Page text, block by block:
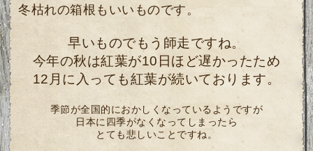
冬枯れの箱根もいいものです。
早いものでもう師走ですね。
今年の秋は紅葉が10日ほど遅かったため
12月に入っても紅葉が続いております。
季節が全国的におかしくなっているようですが
日本に四季がなくなってしまったら
とても悲しいことですね。